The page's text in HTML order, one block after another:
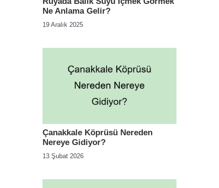
Ne Anlama Gelir?
19 Aralık 2025
Çanakkale Köprüsü Nereden
Nereye Gidiyor?
13 Şubat 2026